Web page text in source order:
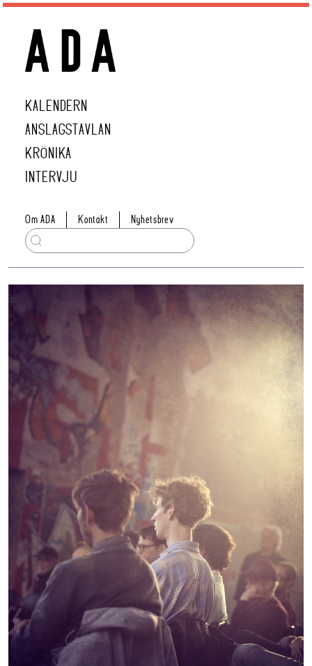
KALENDERN
ANSLAGSTAVLAN
KRÖNIKA
INTERVJU
Om ADA Kontakt Nyhetsbrev